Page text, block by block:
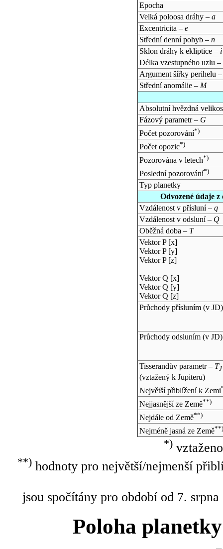
Epocha
Velká poloosa dráhy – a
Excentricita – e
Střední denní pohyb – n
Sklon dráhy k ekliptice – i
Délka vzestupného uzlu –
Argument šířky perihelu
Střední anomálie – M
Absolutní hvězdná
Fázový parametr – G
Počet pozorování*)
Počet opozic*)
Pozorována v letech*)
Poslední pozorování*)
Typ planetky
Odvozené údaje
Vzdálenost v přísluní – q
Vzdálenost v odsluní – Q
Oběžná doba – T
Vektor P [x]
Vektor P [y]
Vektor P [z]
Vektor Q [x]
Vektor Q [y]
Vektor Q [z]
Průchody přísluním (v JD)
Průchody odsluním (v JD)
Tisserandův parametr – TJ
(vztažený k Jupiteru)
Největší přiblížení k Zemi
Nejjasnější ze Země**)
Nejdále od Země**)
Nejméně jasná ze Země**)
*)
**)hodnoty pro největší/nejmenší
jsou spočítány pro období od 7.
Poloha